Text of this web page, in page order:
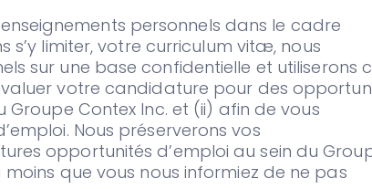
personnels dans le cadre
s’y limiter, votre curriculum vitæ, nous
sur une base confidentielle et utiliserons
votre candidature pour des
Contex Inc. et (ii) afin de vous
Nous préserverons vos
opportunités d’emploi au sein du
que vous nous informiez de ne pas